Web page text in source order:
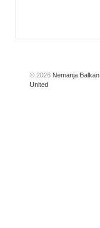
© 2026 Nemanja Balkan
United